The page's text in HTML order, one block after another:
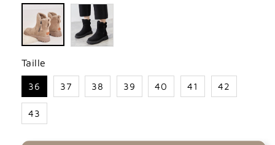
Taille
36 37 38 39 40 41 42
43